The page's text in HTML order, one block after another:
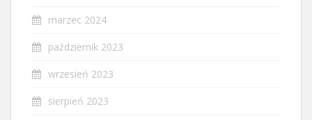
marzec 2024
październik 2023
wrzesień 2023
sierpień 2023